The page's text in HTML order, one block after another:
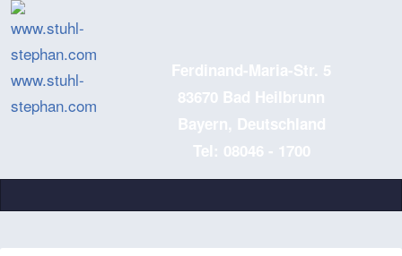
www.stuhl-
stephan.com
Ferdinand-Maria-Str. 5
83670 Bad Heilbrunn
Bayern, Deutschland
Tel: 08046 - 1700